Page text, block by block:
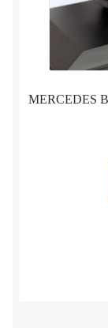
MERCEDES